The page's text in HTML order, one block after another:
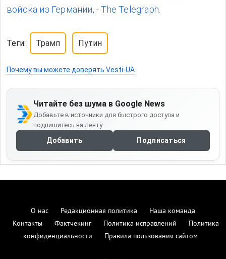
войска из Германии, - The Telegraph.
Теги: Трамп Путин
Почему вы можете доверять Vesti-UA
Читайте без шума в Google News
Добавьте в источники для быстрого доступа и
подпишитесь на ленту
Добавить Подписаться
О нас Редакционная политика
Наша команда
Контакты
Фактчекинг Политика исправлений
Политика
конфиденциальности
Правила пользования сайтом